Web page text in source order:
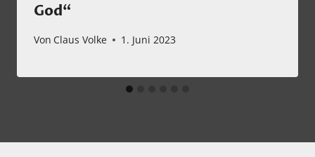
God“
Von Claus Volke 1. Juni 2023